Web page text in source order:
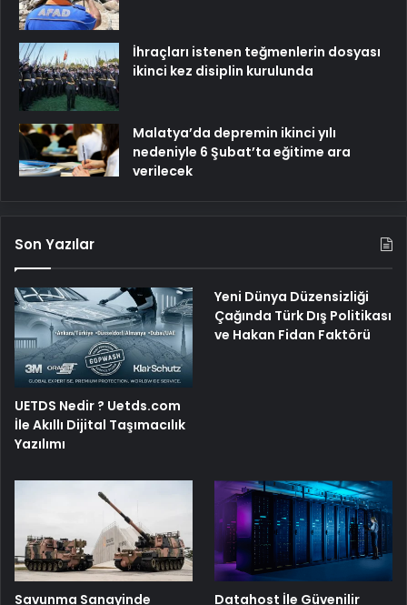
İhraçları istenen teğmenlerin dosyası
ikinci kez disiplin kurulunda
Malatya’da depremin ikinci yılı
nedeniyle 6 Şubat’ta eğitime ara
verilecek
Son Yazılar
UETDS Nedir ? Uetds.com
İle Akıllı Dijital Taşımacılık
Yazılımı
Yeni Dünya Düzensizliği
Çağında Türk Dış Politikası
ve Hakan Fidan Faktörü
Savunma Sanayinde
Datahost İle Güvenilir